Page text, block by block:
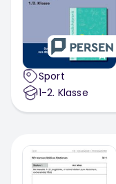
Sport
1-2. Klasse